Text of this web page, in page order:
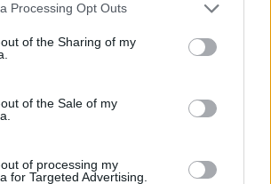
Processing Opt Outs
of the Sharing of my
of the Sale of my
of processing my
for Targeted Advertising.
τέχνη σήμερα είναι